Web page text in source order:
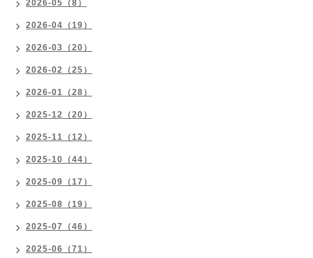
2026-05（8）
2026-04（19）
2026-03（20）
2026-02（25）
2026-01（28）
2025-12（20）
2025-11（12）
2025-10（44）
2025-09（17）
2025-08（19）
2025-07（46）
2025-06（71）